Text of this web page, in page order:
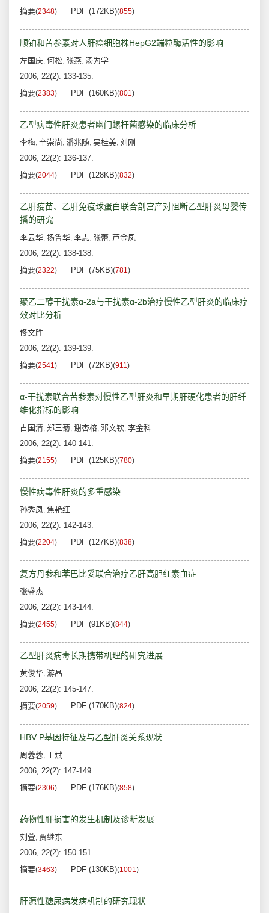
摘要(2348) PDF (172KB)(855)
顺铂和苦参素对人肝癌细胞株HepG2端粒酶活性的影响
左国庆, 何松, 张燕, 汤为学
2006, 22(2): 133-135.
摘要(2383) PDF (160KB)(801)
乙型病毒性肝炎患者幽门螺杆菌感染的临床分析
李梅, 辛崇尚, 潘兆随, 吴桂美, 刘刚
2006, 22(2): 136-137.
摘要(2044) PDF (128KB)(832)
乙肝疫苗、乙肝免疫球蛋白联合剖宫产对阻断乙型肝炎母婴传
播的研究
李云华, 扬鲁华, 李志, 张蕾, 芦金凤
2006, 22(2): 138-138.
摘要(2322) PDF (75KB)(781)
聚乙二醇干扰素α-2a与干扰素α-2b治疗慢性乙型肝炎的临床疗
效对比分析
佟文胜
2006, 22(2): 139-139.
摘要(2541) PDF (72KB)(911)
α-干扰素联合苦参素对慢性乙型肝炎和早期肝硬化患者的肝纤
维化指标的影响
占国清, 郑三菊, 谢杏榕, 邓文钦, 李金科
2006, 22(2): 140-141.
摘要(2155) PDF (125KB)(780)
慢性病毒性肝炎的多重感染
孙秀凤, 焦艳红
2006, 22(2): 142-143.
摘要(2204) PDF (127KB)(838)
复方丹参和苯巴比妥联合治疗乙肝高胆红素血症
张盛杰
2006, 22(2): 143-144.
摘要(2455) PDF (91KB)(844)
乙型肝炎病毒长期携带机理的研究进展
黄俊华, 游晶
2006, 22(2): 145-147.
摘要(2059) PDF (170KB)(824)
HBV P基因特征及与乙型肝炎关系现状
周蓉蓉, 王斌
2006, 22(2): 147-149.
摘要(2306) PDF (176KB)(858)
药物性肝损害的发生机制及诊断发展
刘萱, 贾继东
2006, 22(2): 150-151.
摘要(3463) PDF (130KB)(1001)
肝源性糖尿病发病机制的研究现状